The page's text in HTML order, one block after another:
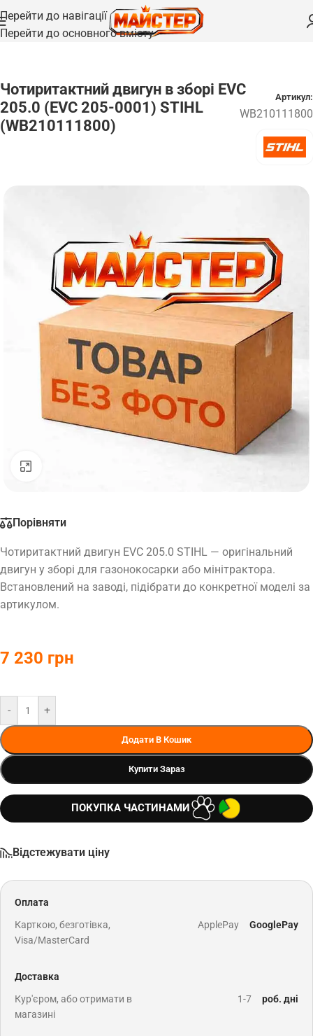
Перейти до навігації
Перейти до основного вмісту
Головна /Запчастини
Чотиритактний двигун в зборі EVC
205.0 (EVC 205-0001) STIHL
(WB210111800)
Артикул:
WB210111800
Порівняти
Чотиритактний двигун EVC 205.0 STIHL — оригінальний
двигун у зборі для газонокосарки або мінітрактора.
Встановлений на заводі, підібрати до конкретної моделі за
артикулом.
7 230 грн
- +
Додати В Кошик
Купити Зараз
ПОКУПКА ЧАСТИНАМИ
Відстежувати ціну
Оплата
Карткою, безготівка,
Visa/MasterCard
ApplePay GooglePay
Доставка
Кур'єром, або отримати в
магазині
1-7 роб. дні